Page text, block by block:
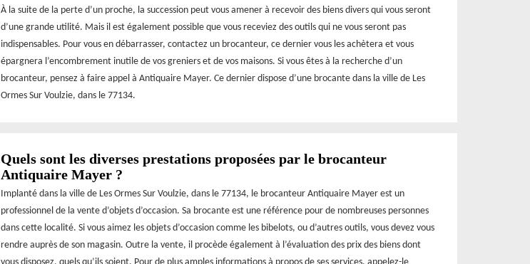
À la suite de la perte d’un proche, la succession peut vous amener à recevoir des biens divers qui vous seront
d’une grande utilité. Mais il est également possible que vous receviez des outils qui ne vous seront pas
indispensables. Pour vous en débarrasser, contactez un brocanteur, ce dernier vous les achètera et vous
épargnera l’encombrement inutile de vos greniers et de vos maisons. Si vous êtes à la recherche d’un
brocanteur, pensez à faire appel à Antiquaire Mayer. Ce dernier dispose d’une brocante dans la ville de Les
Ormes Sur Voulzie, dans le 77134.
Quels sont les diverses prestations proposées par le brocanteur
Antiquaire Mayer ?
Implanté dans la ville de Les Ormes Sur Voulzie, dans le 77134, le brocanteur Antiquaire Mayer est un
professionnel de la vente d’objets d’occasion. Sa brocante est une référence pour de nombreuses personnes
dans cette localité. Si vous aimez les objets d’occasion comme les bibelots, ou d’autres outils, vous devez vous
rendre auprès de son magasin. Outre la vente, il procède également à l’évaluation des prix des biens dont